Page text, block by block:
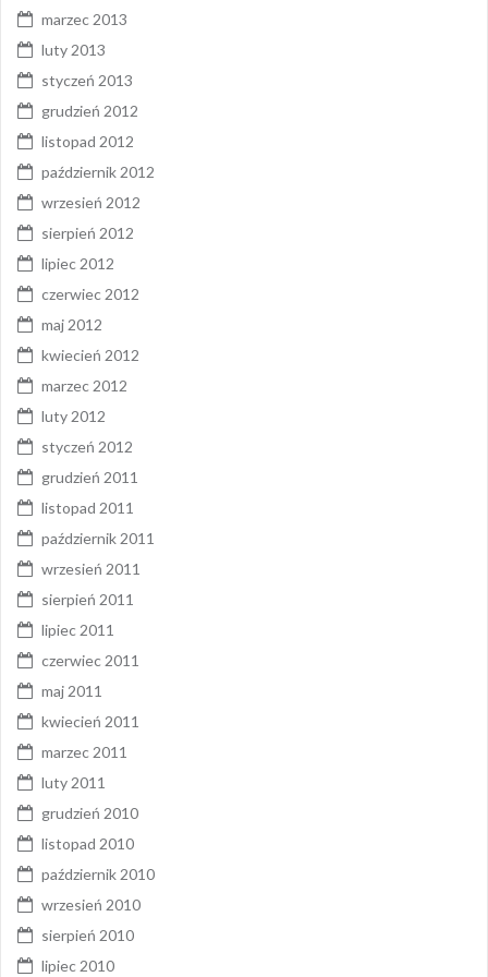
marzec 2013
luty 2013
styczeń 2013
grudzień 2012
listopad 2012
październik 2012
wrzesień 2012
sierpień 2012
lipiec 2012
czerwiec 2012
maj 2012
kwiecień 2012
marzec 2012
luty 2012
styczeń 2012
grudzień 2011
listopad 2011
październik 2011
wrzesień 2011
sierpień 2011
lipiec 2011
czerwiec 2011
maj 2011
kwiecień 2011
marzec 2011
luty 2011
grudzień 2010
listopad 2010
październik 2010
wrzesień 2010
sierpień 2010
lipiec 2010